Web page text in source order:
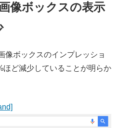
像ボックスの表示
像ボックスのインプレッショ
ほど減少していることが明らか